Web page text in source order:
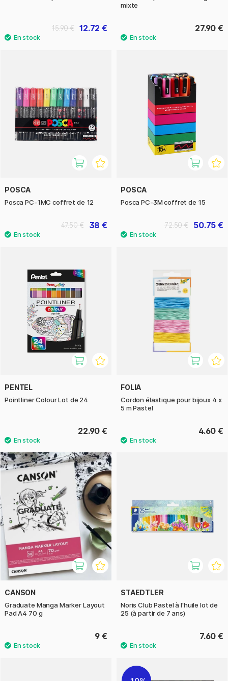
12.72 €
15.90 €
mixte
27.90 €
POSCA
Posca PC-1MC coffret de 12
38 €
47.50 €
POSCA
Posca PC-3M coffret de 15
50.75 €
72.50 €
PENTEL
Pointliner Colour Lot de 24
22.90 €
FOLIA
Cordon élastique pour bijoux 4 x
5 m Pastel
4.60 €
CANSON
Graduate Manga Marker Layout
Pad A4 70 g
9 €
STAEDTLER
Noris Club Pastel à l'huile lot de
25 (à partir de 7 ans)
7.60 €